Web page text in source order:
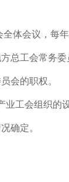
体会议，每
总工会常务
会的职权。
工会组织的
确定。